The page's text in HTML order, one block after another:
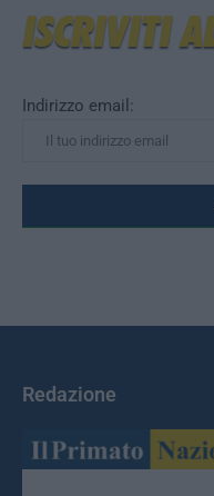
Indirizzo email:
Redazione